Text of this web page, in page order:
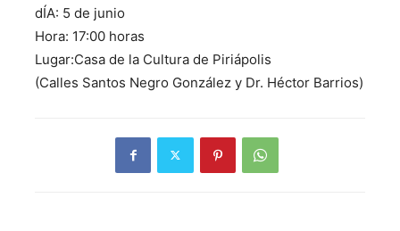
dÍA: 5 de junio
Hora: 17:00 horas
Lugar:Casa de la Cultura de Piriápolis
(Calles Santos Negro González y Dr. Héctor Barrios)